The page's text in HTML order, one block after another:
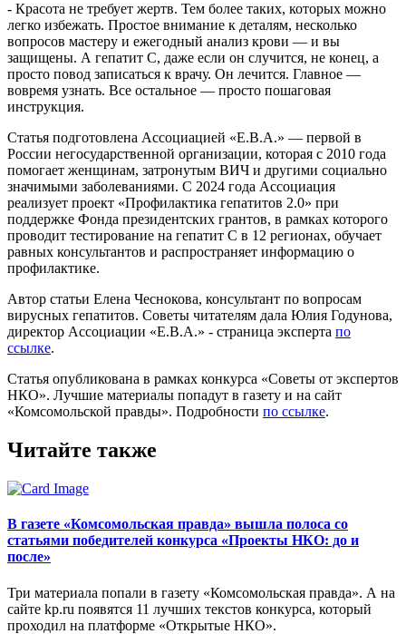
- Красота не требует жертв. Тем более таких, которых можно
легко избежать. Простое внимание к деталям, несколько
вопросов мастеру и ежегодный анализ крови — и вы
защищены. А гепатит С, даже если он случится, не конец, а
просто повод записаться к врачу. Он лечится. Главное —
вовремя узнать. Все остальное — просто пошаговая
инструкция.
Статья подготовлена Ассоциацией «Е.В.А.» — первой в
России негосударственной организации, которая с 2010 года
помогает женщинам, затронутым ВИЧ и другими социально
значимыми заболеваниями. С 2024 года Ассоциация
реализует проект «Профилактика гепатитов 2.0» при
поддержке Фонда президентских грантов, в рамках которого
проводит тестирование на гепатит С в 12 регионах, обучает
равных консультантов и распространяет информацию о
профилактике.
Автор статьи Елена Чеснокова, консультант по вопросам
вирусных гепатитов. Советы читателям дала Юлия Годунова,
директор Ассоциации «Е.В.А.» - страница эксперта по
ссылке.
Статья опубликована в рамках конкурса «Советы от экспертов
НКО». Лучшие материалы попадут в газету и на сайт
«Комсомольской правды». Подробности по ссылке.
Читайте также
В газете «Комсомольская правда» вышла полоса со
статьями победителей конкурса «Проекты НКО: до и
после»
Три материала попали в газету «Комсомольская правда». А на
сайте kp.ru появятся 11 лучших текстов конкурса, который
проходил на платформе «Открытые НКО».